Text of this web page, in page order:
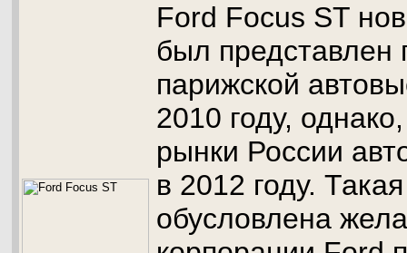
Ford Focus ST
был представлен
парижской
2010 году,
рынки России
в 2012 году.
обусловлена